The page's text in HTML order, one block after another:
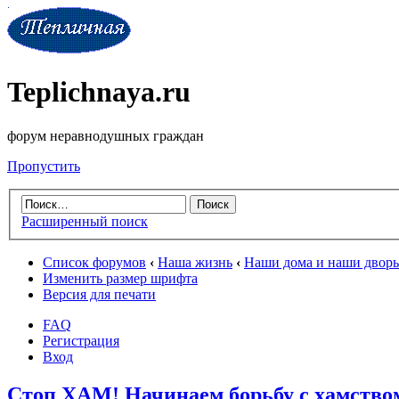
Teplichnaya.ru
форум неравнодушных граждан
Пропустить
Расширенный поиск
Список форумов ‹ Наша жизнь ‹ Наши дома и наши
Изменить размер шрифта
Версия для печати
FAQ
Регистрация
Вход